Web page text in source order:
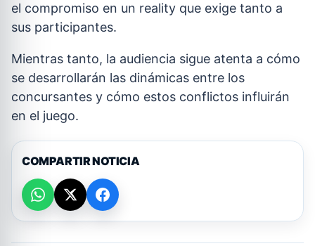
el compromiso en un reality que exige tanto a
sus participantes.
Mientras tanto, la audiencia sigue atenta a cómo
se desarrollarán las dinámicas entre los
concursantes y cómo estos conflictos influirán
en el juego.
COMPARTIR NOTICIA